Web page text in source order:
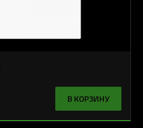
В КОРЗИНУ